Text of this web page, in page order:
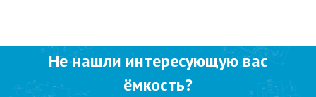
Не нашли интересующую вас
ёмкость?